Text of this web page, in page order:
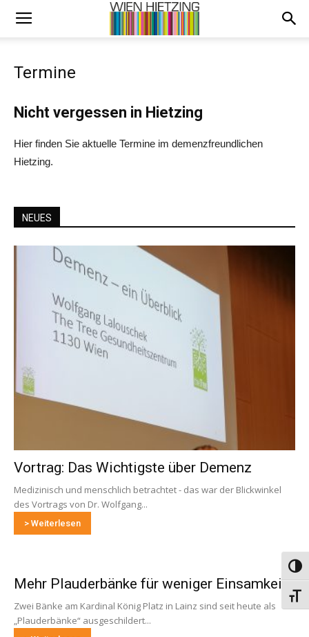
Termine
Nicht vergessen in Hietzing
Hier finden Sie aktuelle Termine im demenzfreundlichen
Hietzing.
NEUES
Vortrag: Das Wichtigste über Demenz
Medizinisch und menschlich betrachtet - das war der Blickwinkel
des Vortrags von Dr. Wolfgang...
> Weiterlesen
Mehr Plauderbänke für weniger Einsamkeit
Zwei Bänke am Kardinal König Platz in Lainz sind seit heute als
„Plauderbänke“ ausgeschildert...